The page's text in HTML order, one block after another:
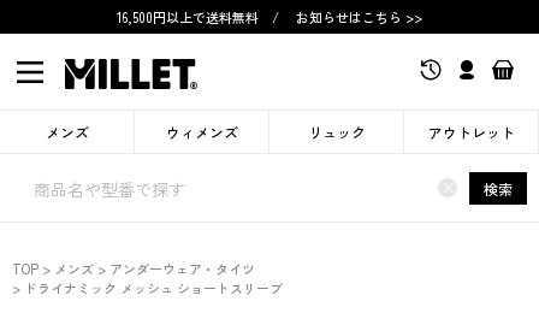
16,500円以上で送料無料 / お知らせはこちら >>
メンズ ウィメンズ リュック アウトレット
× 検索
TOP メンズ
アンダーウェア・タイツ
ドライナミック メッシュ ショートスリーブ